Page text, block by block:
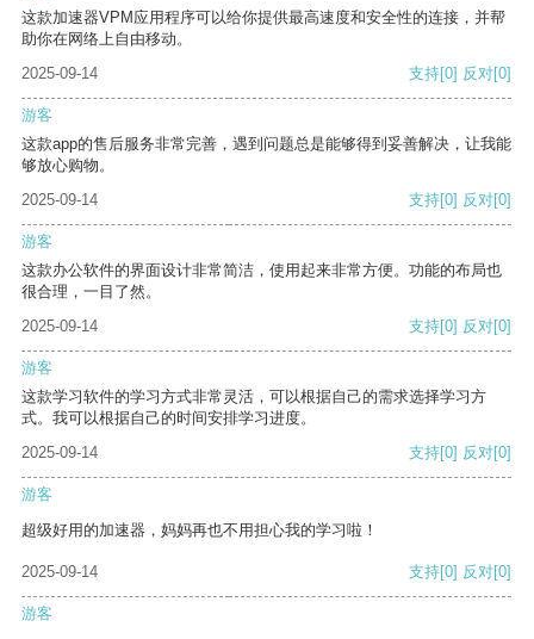
这款加速器VPM应用程序可以给你提供最高速度和安全性的连接，并帮
助你在网络上自由移动。
2025-09-14
支持[0] 反对[0]
游客
这款app的售后服务非常完善，遇到问题总是能够得到妥善解决，让我能
够放心购物。
2025-09-14
支持[0] 反对[0]
游客
这款办公软件的界面设计非常简洁，使用起来非常方便。功能的布局也
很合理，一目了然。
2025-09-14
支持[0] 反对[0]
游客
这款学习软件的学习方式非常灵活，可以根据自己的需求选择学习方
式。我可以根据自己的时间安排学习进度。
2025-09-14
支持[0] 反对[0]
游客
超级好用的加速器，妈妈再也不用担心我的学习啦！
2025-09-14 支持[0] 反对[0]
游客